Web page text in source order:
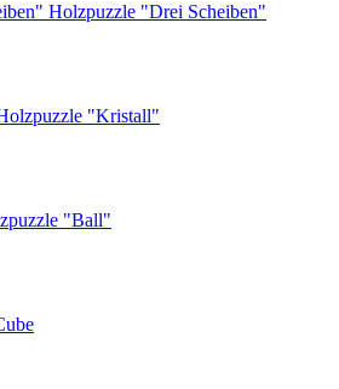
Holzpuzzle "Drei Scheiben"
"Kristall"
"Ball"